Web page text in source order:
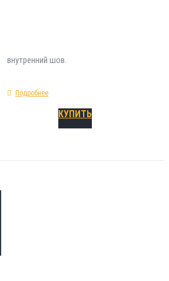
внутренний шов.
Подробнее
КУПИТЬ